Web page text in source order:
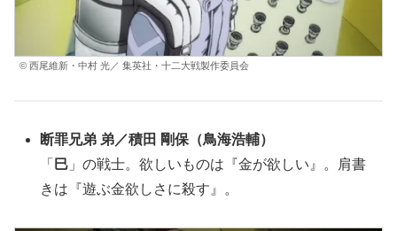
© 西尾維新・中村 光／ 集英社・十二大戦製作委員会
断罪兄弟 弟／積田 剛保 （鳥海浩輔）
「 巳 」の戦士。欲しいものは『金が欲しい』。肩書
きは『遊ぶ金欲しさに殺す』。